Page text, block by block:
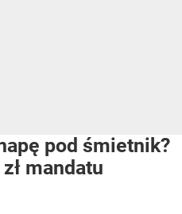
pod śmietnik?
mandatu